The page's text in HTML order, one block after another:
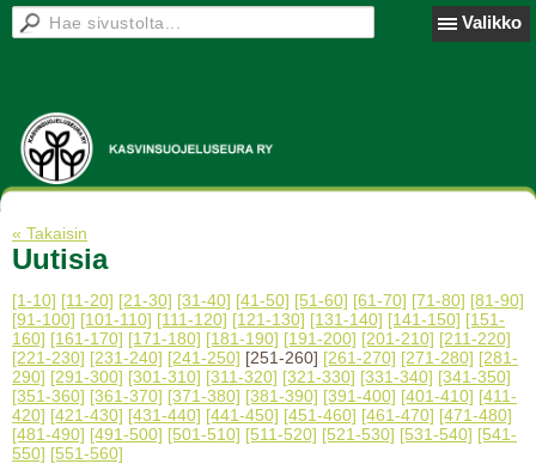
Valikko
« Takaisin
Uutisia
[1-10] [11-20] [21-30] [31-40] [41-50] [51-60] [61-70] [71-80] [81-90]
[91-100] [101-110] [111-120] [121-130] [131-140] [141-150] [151-
160] [161-170] [171-180] [181-190] [191-200] [201-210] [211-220]
[221-230] [231-240] [241-250] [251-260] [261-270] [271-280] [281-
290] [291-300] [301-310] [311-320] [321-330] [331-340] [341-350]
[351-360] [361-370] [371-380] [381-390] [391-400] [401-410] [411-
420] [421-430] [431-440] [441-450] [451-460] [461-470] [471-480]
[481-490] [491-500] [501-510] [511-520] [521-530] [531-540] [541-
550] [551-560]